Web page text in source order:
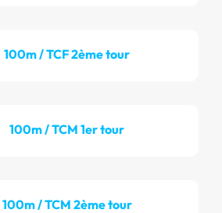
100m / TCF 2ème tour
100m / TCM 1er tour
100m / TCM 2ème tour